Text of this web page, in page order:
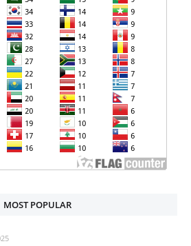
MOST POPULAR